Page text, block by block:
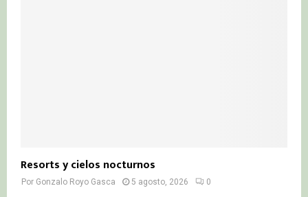
Resorts y cielos nocturnos
Por Gonzalo Royo Gasca 5 agosto, 2026 0